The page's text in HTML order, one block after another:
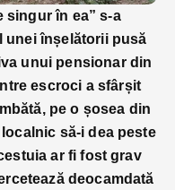
singur în ea” s-a
unei înșelătorii pusă
unui pensionar din
escroci a sfârșit
pe o șosea din
să-i dea peste
ar fi fost grav
deocamdată